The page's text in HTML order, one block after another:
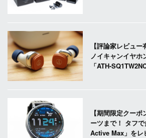
【評論家レビュ
ノイキャンイヤホ
「ATH-
【期間限定クー
ーツまで！ タフ
Active Max」をレ